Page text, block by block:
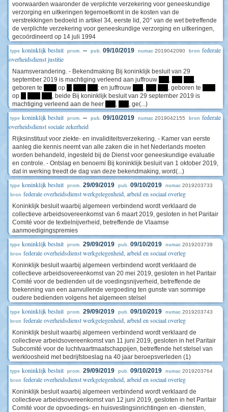
voorwaarden waaronder de verplichte verzekering voor geneeskundige
verzorging en uitkeringen tegemoetkomt in de kosten van de
verstrekkingen bedoeld in artikel 34, eerste lid, 20° van de wet betreffende
de verplichte verzekering voor geneeskundige verzorging en uitkeringen,
gecoördineerd op 14 juli 1994
type koninklijk besluit prom. -- pub. 09/10/2019 numac 2019042090 bron federale
overheidsdienst justitie
Naamsverandering. - Bekendmaking Bij koninklijk besluit van 29
september 2019 is machtiging verleend aan juffrouw
,
,
geboren te
op ; en juffrouw , , geboren te
op
, beide Bij koninklijk besluit van 29 september 2019 is
machtiging verleend aan de heer
, , ge(...)
type koninklijk besluit prom. -- pub. 09/10/2019 numac 2019042155 bron federale
overheidsdienst sociale zekerheid
Rijksinstituut voor ziekte- en invaliditeitsverzekering. - Kamer van eerste
aanleg die kennis neemt van alle zaken die in het Nederlands moeten
worden behandeld, ingesteld bij de Dienst voor geneeskundige evaluatie
en controle. - Ontslag en benoemi Bij koninklijk besluit van 1 oktober 2019,
dat in werking treedt de dag van deze bekendmaking, word(...)
type koninklijk besluit prom. 29/09/2019 pub. 09/10/2019 numac 2019203733
bron federale overheidsdienst werkgelegenheid, arbeid en sociaal overleg
Koninklijk besluit waarbij algemeen verbindend wordt verklaard de
collectieve arbeidsovereenkomst van 6 maart 2019, gesloten in het Paritair
Comité voor de textielnijverheid, betreffende de Vlaamse
aanmoedigingspremies
type koninklijk besluit prom. 29/09/2019 pub. 09/10/2019 numac 2019203739
bron federale overheidsdienst werkgelegenheid, arbeid en sociaal overleg
Koninklijk besluit waarbij algemeen verbindend wordt verklaard de
collectieve arbeidsovereenkomst van 20 mei 2019, gesloten in het Paritair
Comité voor de bedienden uit de voedingsnijverheid, betreffende de
toekenning van een aanvullende vergoeding ten gunste van sommige
oudere bedienden volgens het algemeen stelsel
type koninklijk besluit prom. 29/09/2019 pub. 09/10/2019 numac 2019203743
bron federale overheidsdienst werkgelegenheid, arbeid en sociaal overleg
Koninklijk besluit waarbij algemeen verbindend wordt verklaard de
collectieve arbeidsovereenkomst van 11 juni 2019, gesloten in het Paritair
Subcomité voor de luchtvaartmaatschappijen, betreffende het stelsel van
werkloosheid met bedrijfstoeslag na 40 jaar beroepsverleden (1)
type koninklijk besluit prom. 29/09/2019 pub. 09/10/2019 numac 2019203764
bron federale overheidsdienst werkgelegenheid, arbeid en sociaal overleg
Koninklijk besluit waarbij algemeen verbindend wordt verklaard de
collectieve arbeidsovereenkomst van 12 juni 2019, gesloten in het Paritair
Comité voor de opvoedings- en huisvestingsinrichtingen en -diensten,